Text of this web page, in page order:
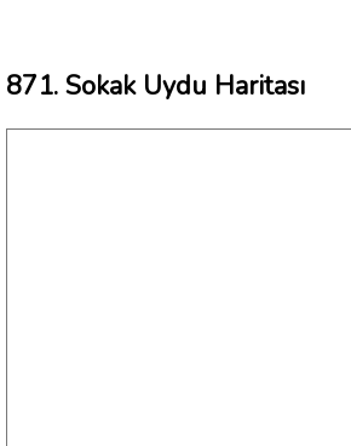
871. Sokak Uydu Haritası